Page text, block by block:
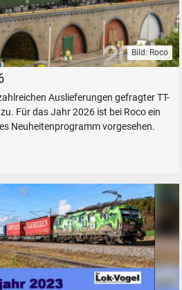
Dampflokomotive Donnerbüchsen
Bild: Roco
Auslieferungen gefragter TT-
Für das Jahr 2026 ist bei Roco ein
Neuheitenprogramm vorgesehen.